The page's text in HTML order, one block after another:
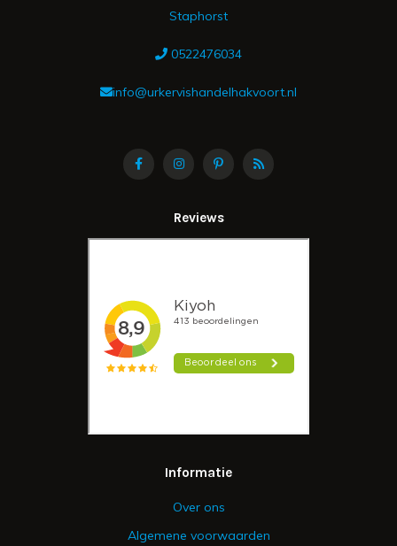
Staphorst
0522476034
info@urkervishandelhakvoort.nl
Reviews
Informatie
Over ons
Algemene voorwaarden